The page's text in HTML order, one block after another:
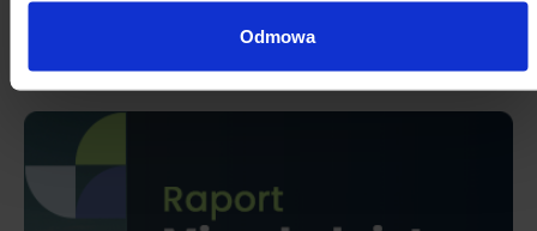
Odmowa